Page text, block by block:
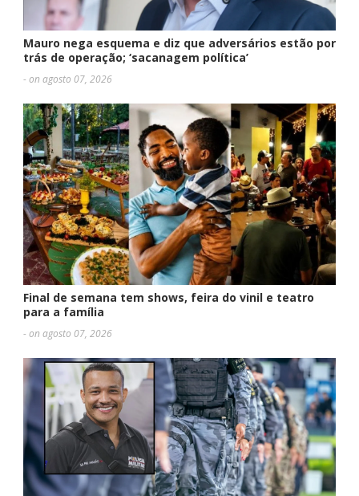
Mauro nega esquema e diz que adversários estão por
trás de operação; ‘sacanagem política’
- on agosto 07, 2026
Final de semana tem shows, feira do vinil e teatro
para a família
- on agosto 07, 2026